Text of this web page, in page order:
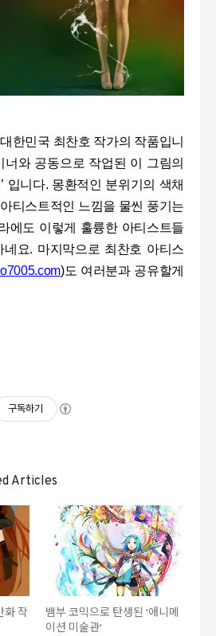
한민국 최찬호 작가의 작품입니
너와 공동으로 작업된 이 그림의
’ 입니다. 몽환적인 분위기의 색채
티스트적인 느낌을 물씬 풍기는
에도 이렇게 훌륭한 아티스트들
네요. 마지막으로 최찬호 아티스
)도 여러분과 공유할게
구독하기
Articles
화 작
뱀부 코믹으로 탄생된 '애니메
이션 미술관'